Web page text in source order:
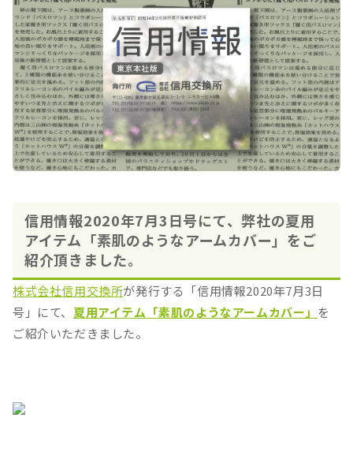
信用情報2020年7月3日号にて、弊社の夏用
アイテム「素肌のようなアームカバー」をご
紹介頂きました。
株式会社信用交換所が発行する「信用情報2020年7月3日
号」にて、 夏用アイテム「素肌のようなアームカバー」 を
ご紹介いただきました。